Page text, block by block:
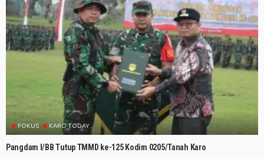
FOKUS KARO TODAY
Pangdam I/BB Tutup TMMD ke-125 Kodim 0205/Tanah Karo